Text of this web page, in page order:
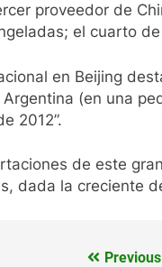
proveedor de
el cuarto
en Beijing
(en una
2012”.
de este
dada la creciente